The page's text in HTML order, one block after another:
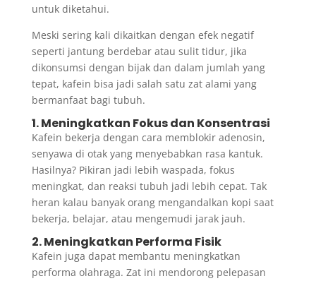
untuk diketahui.
Meski sering kali dikaitkan dengan efek negatif
seperti jantung berdebar atau sulit tidur, jika
dikonsumsi dengan bijak dan dalam jumlah yang
tepat, kafein bisa jadi salah satu zat alami yang
bermanfaat bagi tubuh.
1. Meningkatkan Fokus dan Konsentrasi
Kafein bekerja dengan cara memblokir adenosin,
senyawa di otak yang menyebabkan rasa kantuk.
Hasilnya? Pikiran jadi lebih waspada, fokus
meningkat, dan reaksi tubuh jadi lebih cepat. Tak
heran kalau banyak orang mengandalkan kopi saat
bekerja, belajar, atau mengemudi jarak jauh.
2. Meningkatkan Performa Fisik
Kafein juga dapat membantu meningkatkan
performa olahraga. Zat ini mendorong pelepasan